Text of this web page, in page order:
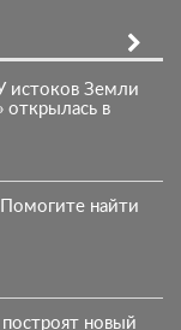
истоков Земли
открылась в
найти
построят новый